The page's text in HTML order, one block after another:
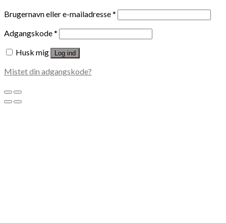
Brugernavn eller e-mailadresse*
Adgangskode*
Husk mig
Log ind
Mistet din adgangskode?